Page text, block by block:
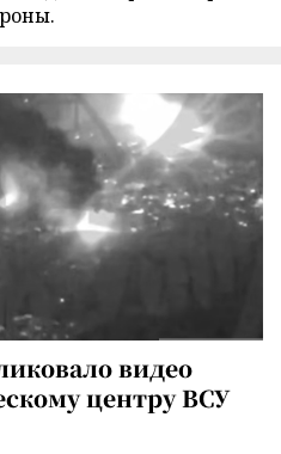
видео
центру ВСУ